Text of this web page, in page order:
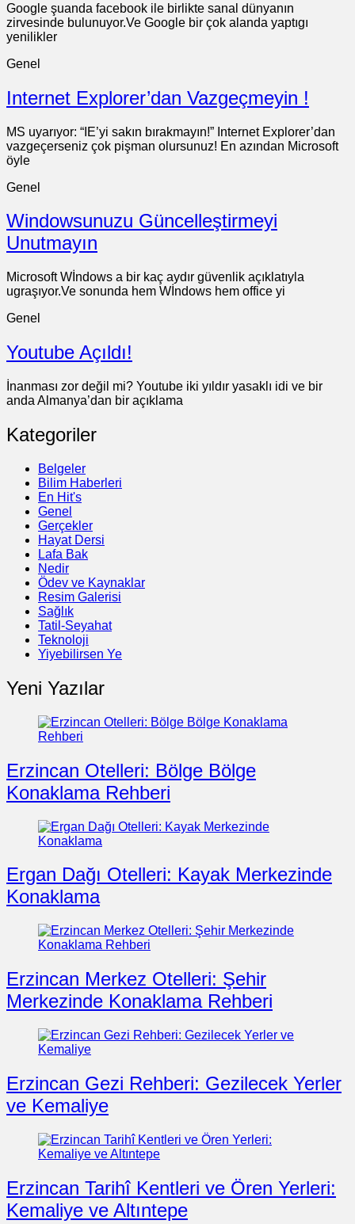
Google şuanda facebook ile birlikte sanal dünyanın
zirvesinde bulunuyor.Ve Google bir çok alanda yaptıgı
yenilikler
Genel
Internet Explorer’dan Vazgeçmeyin !
MS uyarıyor: “IE’yi sakın bırakmayın!” Internet Explorer’dan
vazgeçerseniz çok pişman olursunuz! En azından Microsoft
öyle
Genel
Windowsunuzu Güncelleştirmeyi
Unutmayın
Microsoft Wİndows a bir kaç aydır güvenlik açıklatıyla
ugraşıyor.Ve sonunda hem Wİndows hem office yi
Genel
Youtube Açıldı!
İnanması zor değil mi? Youtube iki yıldır yasaklı idi ve bir
anda Almanya’dan bir açıklama
Kategoriler
Belgeler
Bilim Haberleri
En Hit's
Genel
Gerçekler
Hayat Dersi
Lafa Bak
Nedir
Ödev ve Kaynaklar
Resim Galerisi
Sağlık
Tatil-Seyahat
Teknoloji
Yiyebilirsen Ye
Yeni Yazılar
Erzincan Otelleri: Bölge Bölge
Konaklama Rehberi
Ergan Dağı Otelleri: Kayak Merkezinde
Konaklama
Erzincan Merkez Otelleri: Şehir
Merkezinde Konaklama Rehberi
Erzincan Gezi Rehberi: Gezilecek Yerler
ve Kemaliye
Erzincan Tarihî Kentleri ve Ören Yerleri:
Kemaliye ve Altıntepe